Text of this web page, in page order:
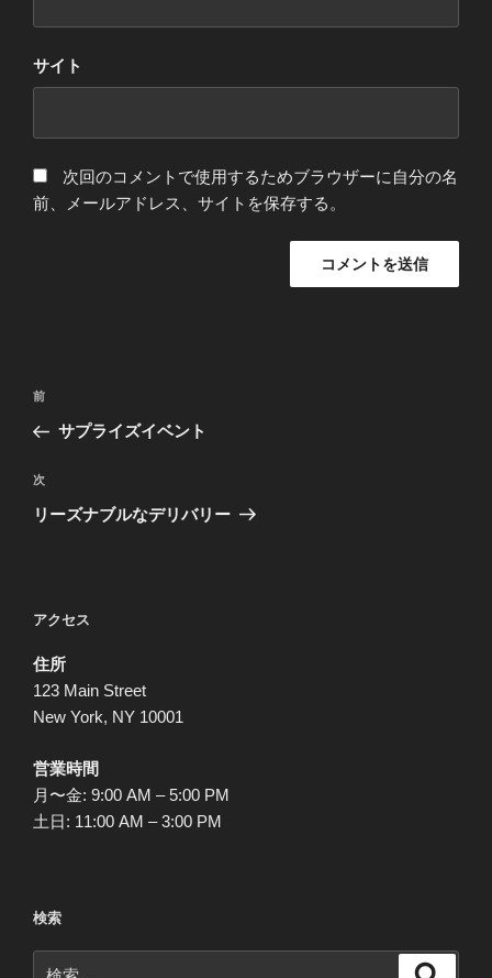
サイト
次回のコメントで使用するためブラウザーに自分の名
前、メールアドレス、サイトを保存する。
投
ナ
ビ
ゲ
ン
前
の
稿
前
サプライズイベント
次
の
次
リーズナブルなデリバリー
アクセス
住所
123 Main Street
New York, NY 10001
営業時間
月〜金: 9:00 AM – 5:00 PM
土日: 11:00 AM – 3:00 PM
検索